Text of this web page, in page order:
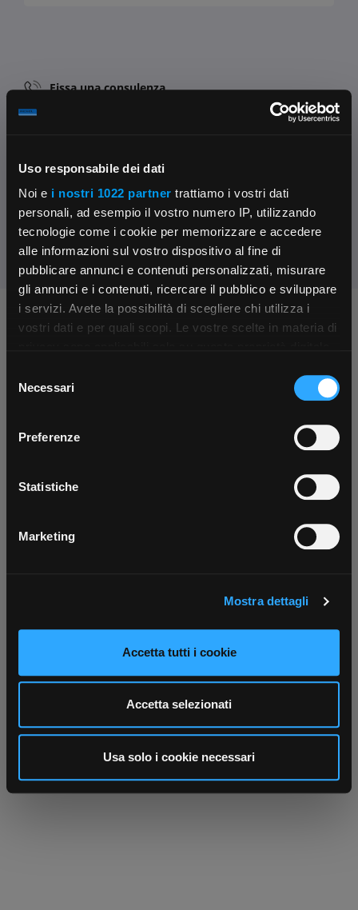
Uso responsabile dei dati
Noi e i nostri 1022 partner trattiamo i vostri dati
personali, ad esempio il vostro numero IP, utilizzando
tecnologie come i cookie per memorizzare e accedere
alle informazioni sul vostro dispositivo al fine di
pubblicare annunci e contenuti personalizzati, misurare
gli annunci e i contenuti, ricercare il pubblico e sviluppare
i servizi. Avete la possibilità di scegliere chi utilizza i
vostri dati e per quali scopi. Le vostre scelte in materia di
modificare o revocare il proprio consenso in qualsiasi
momento dalla Dichiarazione sui cookie o facendo clic
raccogliere informazioni sulla tua posizione
geografica, con un'approssimazione di qualche
Identificare il tuo dispositivo, scansionandolo
Approfondisci come vengono elaborati i tuoi dati personali
dalla Dichiarazione sui cookie.
Utilizziamo i cookie per personalizzare contenuti ed
analizzare il nostro traffico. Condividiamo inoltre
informazioni sul modo in cui utilizza il nostro sito con i
nostri partner che si occupano di analisi dei dati web,
pubblicità e social media, i quali potrebbero combinarle
delNecessari
Preferenze
Statistiche
Marketing
Mostra dettagli
Accetta tutti i cookie
Accetta selezionati
Usa solo i cookie necessari
×
App Rexel Italia
tutti i servizi ovunque tu sia!
Scarica ora
Fissa una consulenza
Parla con il customer care dedicato
Condividi:
Chiedi ai nostri tecnici
Ti affiancheremo passo dopo passo
dedicato
Punti vendita
te